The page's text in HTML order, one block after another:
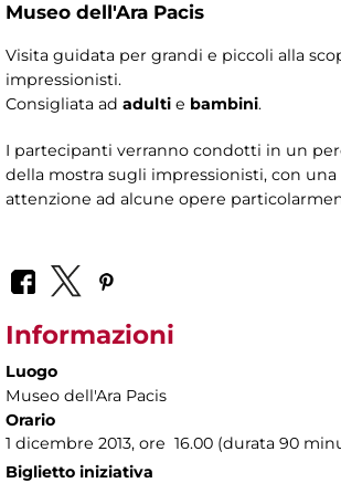
Museo dell'Ara Pacis
Visita guidata per grandi e piccoli alla
impressionisti.
Consigliata ad adulti e bambini.
I partecipanti verranno condotti in un
della mostra sugli impressionisti, con
attenzione ad alcune opere
Informazioni
Luogo
Museo dell'Ara Pacis
Orario
1 dicembre 2013, ore 16.00 (durata 90
Biglietto iniziativa